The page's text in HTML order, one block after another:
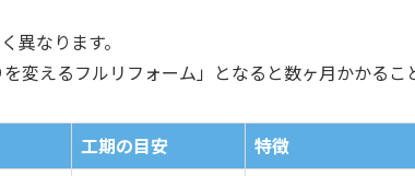
異なります。
変えるフルリフォーム」となると数ヶ月かかるこ
工期の目安
特徴